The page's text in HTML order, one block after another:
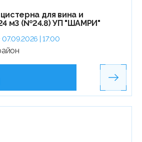
для вина и
м3 (№24.8) УП "ШАМРИ"
07.09.2026 | 17:00